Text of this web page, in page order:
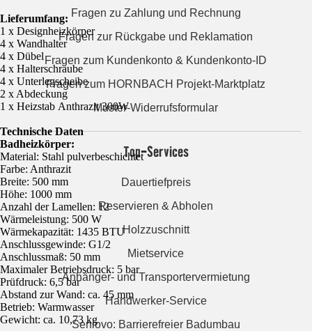
Lieferumfang:
1 x Designheizkörper
4 x Wandhalter
4 x Dübel
4 x Halterschraube
4 x Unterlegscheibe
2 x Abdeckung
1 x Heizstab Anthrazit 300W
Technische Daten
Badheizkörper:
Material: Stahl pulverbeschichtet
Farbe: Anthrazit
Breite: 500 mm
Höhe: 1000 mm
Anzahl der Lamellen: 12
Wärmeleistung: 500 W
Wärmekapazität: 1435 BTU
Anschlussgewinde: G1/2
Anschlussmaß: 50 mm
Maximaler Betriebsdruck: 5 bar
Prüfdruck: 6,5 bar
Abstand zur Wand: ca. 45 mm
Betrieb: Warmwasser
Gewicht: ca. 10,73 kg
Fragen zu Zahlung und Rechnung
Fragen zur Rückgabe und Reklamation
Fragen zum Kundenkonto & Kundenkonto-ID
Fragen zum HORNBACH Projekt-Marktplatz
Muster-Widerrufsformular
Top-Services
Dauertiefpreis
Reservieren & Abholen
Holzzuschnitt
Mietservice
Anhänger- und Transportervermietung
Handwerker-Service
Seniovo: Barrierefreier Badumbau